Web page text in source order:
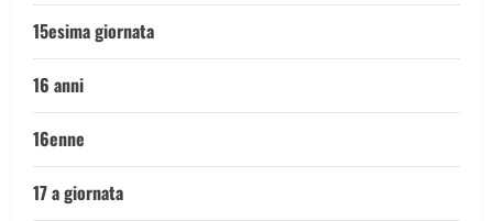
15esima giornata
16 anni
16enne
17 a giornata